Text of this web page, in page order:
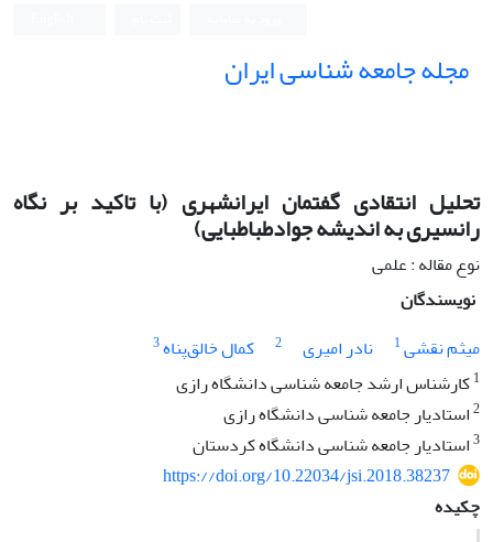
مجله جامعه شناسی ایران
تحلیل انتقادی گفتمان ایرانشهری (با تاکید بر نگاه
رانسیری به اندیشه جوادطباطبایی)
نوع مقاله : علمی
نویسندگان
میثم نقشی1 نادر امیری 2 کمال خالق‌پناه3
1کارشناس ارشد جامعه شناسی دانشگاه رازی
2استادیار جامعه شناسی دانشگاه رازی
3استادیار جامعه شناسی دانشگاه کردستان
https://doi.org/10.22034/jsi.2018.38237
چکیده